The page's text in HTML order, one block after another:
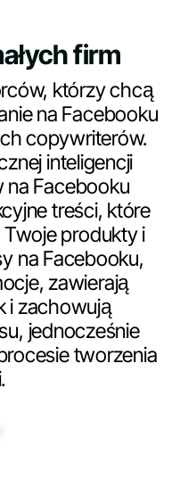
firm
którzy chcą
na Facebooku
copywriterów.
inteligencji
Facebooku
treści, które
produkty i
na Facebooku,
zawierają
i zachowują
jednocześnie
tworzenia